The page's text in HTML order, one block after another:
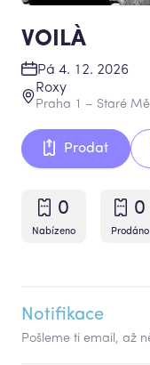
VOILÀ
Pá 4. 12. 2026
Roxy
Praha 1 – Staré
Prodat
0
Nabízeno
0
Prodáno
Notifikace
Pošleme ti email, až